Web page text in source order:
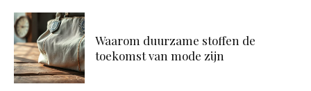
Waarom duurzame stoffen de
toekomst van mode zijn